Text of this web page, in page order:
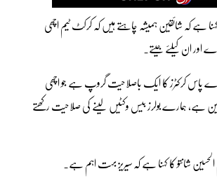
ہے کہ شائقین ہمیشہ چاہتے ہیں کہ کرکٹ ٹیم اچھی
اور ان کیلئے جیتے۔
پاس کرکٹرز کا ایک باصلاحیت گروپ ہے جو اچھی
ہے، ہمارے بولرز بیس وکٹیں لینے کی صلاحیت رکھتے
شانتو کا کہنا ہے کہ سیریز بہت اہم ہے۔